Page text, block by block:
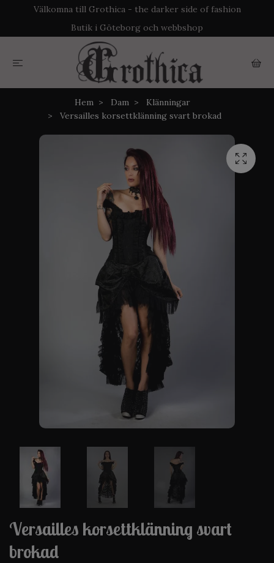
Välkomna till Grothica - the darker side of fashion
Butik i Göteborg och webbshop
Hem Dam
Klänningar
Versailles korsettklänning svart brokad
Versailles korsettklänning svart
brokad